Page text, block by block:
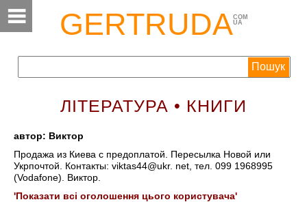
GERTRUDACOM
UA
ЛІТЕРАТУРА • КНИГИ
автор: Виктор
Продажа из Киева с предоплатой. Пересылка Новой или
Укрпочтой. Контакты: viktas44@ukr. net, тел. 099 1968995
(Vodafone). Виктор.
'Показати всі оголошення цього користувача'